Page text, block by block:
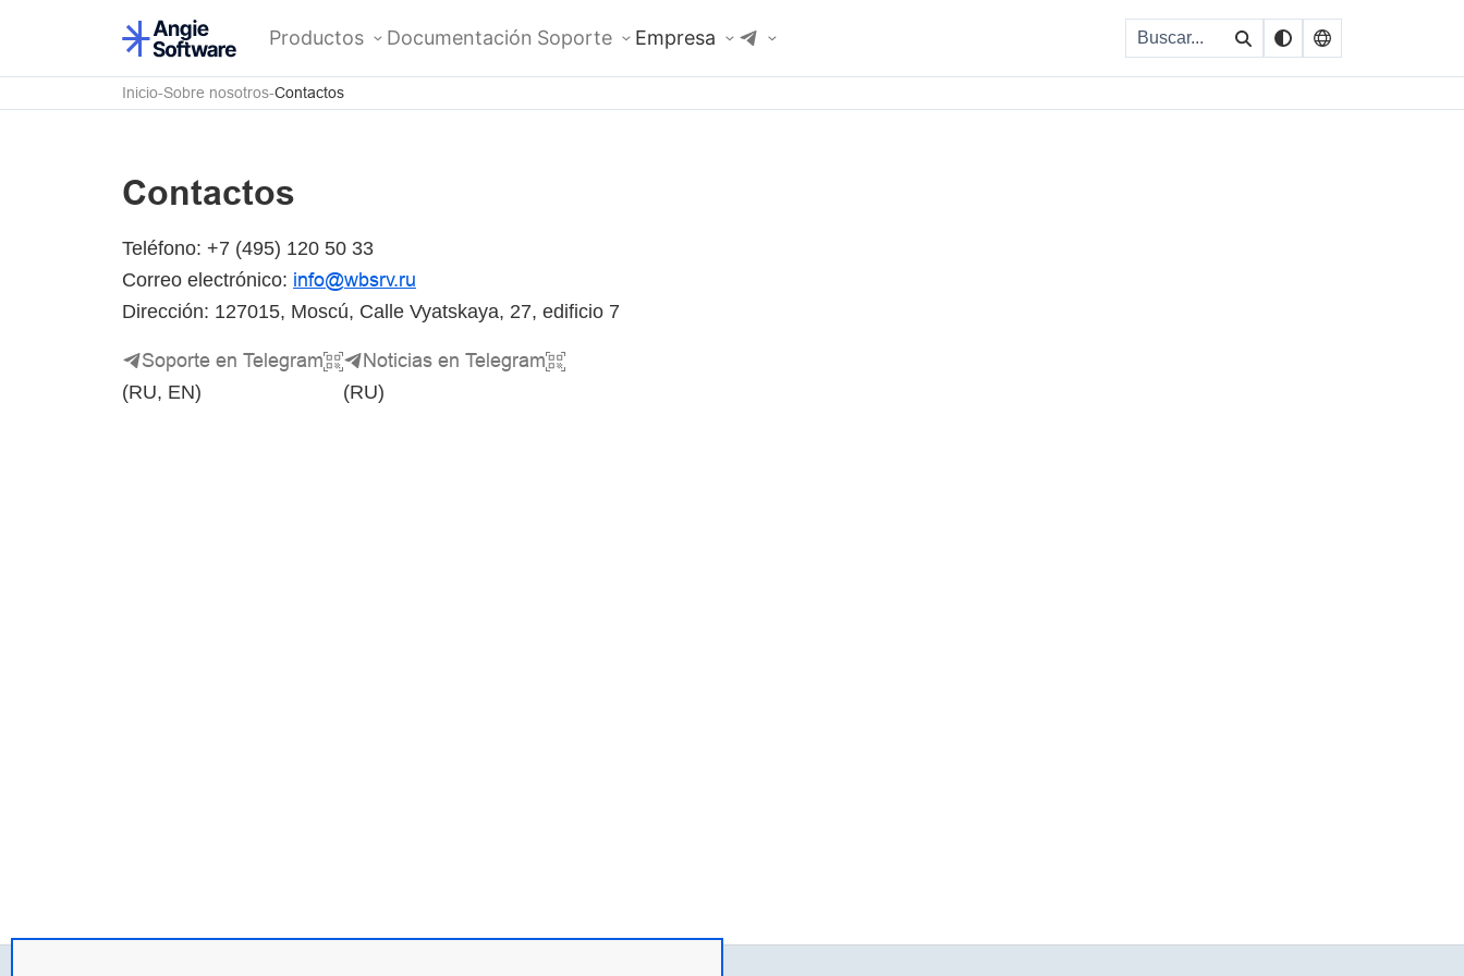
Productos Documentación Soporte Empresa
Inicio Sobre nosotros Contactos
Contactos
Teléfono: +7 (495) 120 50 33
Correo electrónico: info@wbsrv.ru
Dirección: 127015, Moscú, Calle Vyatskaya, 27, edificio 7
Soporte en Telegram
(RU, EN)
Noticias en Telegram
(RU)